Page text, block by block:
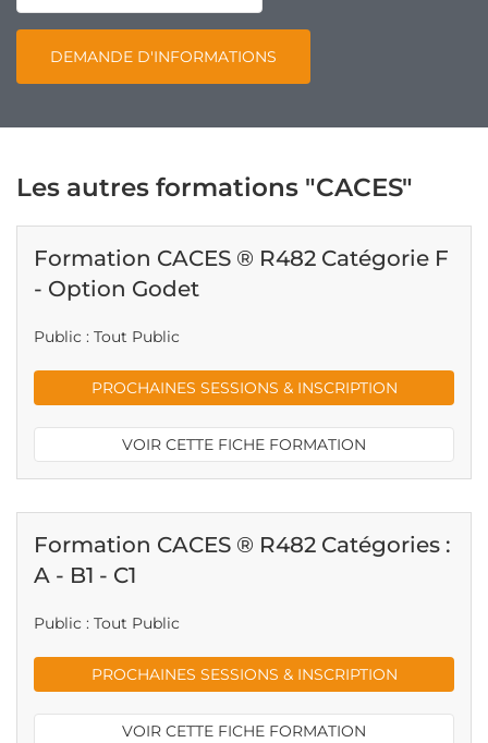
DEMANDE D'INFORMATIONS
Les autres formations "CACES"
Formation CACES ® R482 Catégorie F
- Option Godet
Public : Tout Public
PROCHAINES SESSIONS & INSCRIPTION
VOIR CETTE FICHE FORMATION
Formation CACES ® R482 Catégories :
A - B1 - C1
Public : Tout Public
PROCHAINES SESSIONS & INSCRIPTION
VOIR CETTE FICHE FORMATION